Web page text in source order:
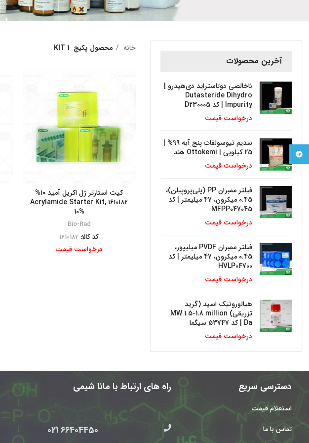
آخرین محصولات
ناخالصی دوتاستراید دی‌هیدرو |
Dutasteride Dihydro
Impurity | کد D230005
درخواست قیمت
سدیم تیوسولفات پنج آبه 99% |
25 کیلویی | Ottokemi هند
درخواست قیمت
فیلتر ممبران PP (پلی‌پروپیلن)،
0.45 میکرون، 47 میلیمتر | کد
MFPP047045
درخواست قیمت
فیلتر ممبران PVDF میلیپور،
0.45 میکرون، 47 میلیمتر | کد
HVLP04700
درخواست قیمت
هیالورونیک اسید (گرید
تزریقی) MW 1.5-1.8 million
Da | کد 53747 سیگما
درخواست قیمت
خانه محصول پکیج 1 KIT
کیت استارتر ژل اکریل آمید ۱۰%
۱۶۱۰۱۸۲ Acrylamide Starter Kit,
10%
Bio-Rad
کد کالا: 1610182
درخواست قیمت
دسترسی سریع
استعلام قیمت
تماس با ما
راه های ارتباط با مانا شیمی
66404450 021
Telegram